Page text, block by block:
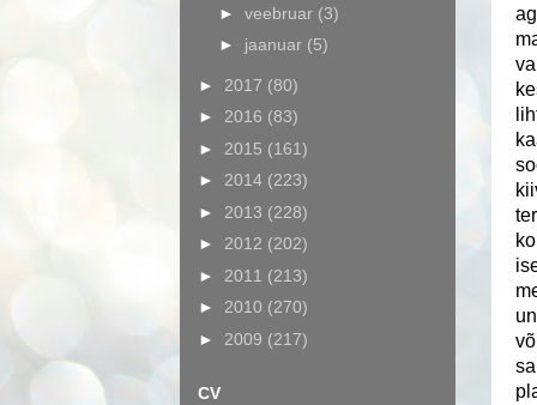
► veebruar (3)
► jaanuar (5)
► 2017 (80)
► 2016 (83)
► 2015 (161)
► 2014 (223)
► 2013 (228)
► 2012 (202)
► 2011 (213)
► 2010 (270)
► 2009 (217)
CV